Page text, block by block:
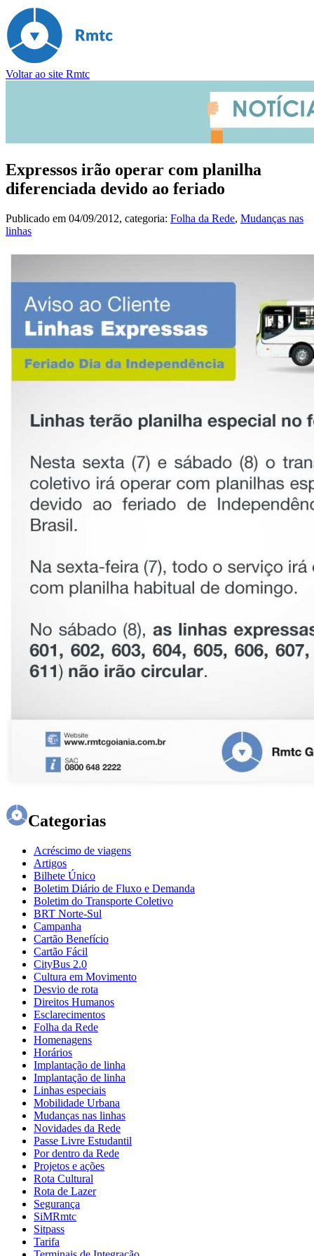
Voltar ao site Rmtc
Expressos irão operar com planilha
diferenciada devido ao feriado
Publicado em 04/09/2012, categoria: Folha da Rede, Mudanças nas
linhas
Categorias
Acréscimo de viagens
Artigos
Bilhete Único
Boletim Diário de Fluxo e Demanda
Boletim do Transporte Coletivo
BRT Norte-Sul
Campanha
Cartão Benefício
Cartão Fácil
CityBus 2.0
Cultura em Movimento
Desvio de rota
Direitos Humanos
Esclarecimentos
Folha da Rede
Homenagens
Horários
Implantação de linha
Implantação de linha
Linhas especiais
Mobilidade Urbana
Mudanças nas linhas
Novidades da Rede
Passe Livre Estudantil
Por dentro da Rede
Projetos e ações
Rota Cultural
Rota de Lazer
Segurança
SiMRmtc
Sitpass
Tarifa